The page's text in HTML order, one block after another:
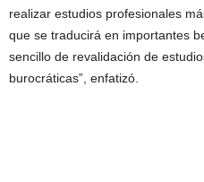
realizar estudios profesionales
que se traducirá en importantes
sencillo de revalidación de
burocráticas”, enfatizó.